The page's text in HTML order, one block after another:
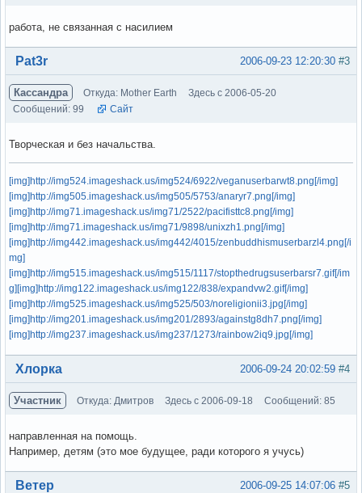
работа, не связанная с насилием
Вне форума #3
2006-09-23 12:20:30
Pat3r
Кассандра Откуда: Mother Earth
Здесь с 2006-05-20
Сообщений: 99
Сайт
Творческая и без начальства.
[img]http://img524.imageshack.us/img524/6922/veganuserbarwt8.png[/img]
[img]http://img505.imageshack.us/img505/5753/anaryr7.png[/img]
[img]http://img71.imageshack.us/img71/2522/pacifisttc8.png[/img]
[img]http://img71.imageshack.us/img71/9898/unixzh1.png[/img]
[img]http://img442.imageshack.us/img442/4015/zenbuddhismuserbarzl4.png[/i
mg]
[img]http://img515.imageshack.us/img515/1117/stopthedrugsuserbarsr7.gif[/im
g][img]http://img122.imageshack.us/img122/838/expandvw2.gif[/img]
[img]http://img525.imageshack.us/img525/503/noreligionii3.jpg[/img]
[img]http://img201.imageshack.us/img201/2893/againstg8dh7.png[/img]
[img]http://img237.imageshack.us/img237/1273/rainbow2iq9.jpg[/img]
Вне форума #4
2006-09-24 20:02:59
Хлорка
Участник Откуда: Дмитров Здесь с 2006-09-18 Сообщений: 85
направленная на помощь.
Например, детям (это мое будущее, ради которого я учусь)
Вне форума #5
2006-09-25 14:07:06
Ветер